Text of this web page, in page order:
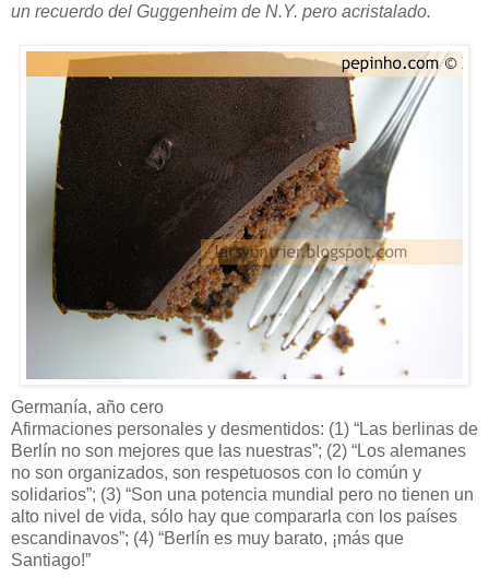
un recuerdo del Guggenheim de N.Y. pero acristalado.
Germanía, año cero
Afirmaciones personales y desmentidos: (1) “Las berlinas de
Berlín no son mejores que las nuestras”; (2) “Los alemanes
no son organizados, son respetuosos con lo común y
solidarios”; (3) “Son una potencia mundial pero no tienen un
alto nivel de vida, sólo hay que compararla con los países
escandinavos”; (4) “Berlín es muy barato, ¡más que
Santiago!”